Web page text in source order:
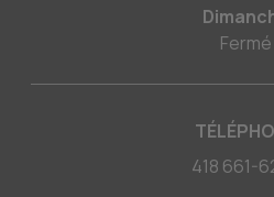
Fermé
418 661-